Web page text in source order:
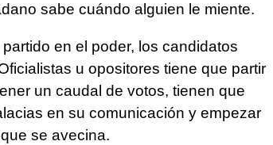
sabe cuándo alguien le miente.
en el poder, los candidatos
u opositores tiene que partir
un caudal de votos, tienen que
en su comunicación y empezar
se avecina.